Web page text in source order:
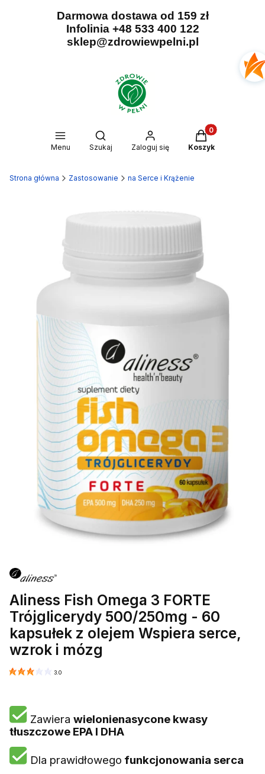
Darmowa dostawa od 159 zł
Infolinia +48 533 400 122
sklep@zdrowiewpelni.pl
Menu
Otwórz wyszukiwarkę
Szukaj Zaloguj się
Produkty w
Koszyk
Strona główna Zastosowanie na Serce i Krążenie
Aliness Fish Omega 3 FORTE
Trójglicerydy 500/250mg - 60
kapsułek z olejem Wspiera serce,
wzrok i mózg
3.0
Zawiera wielonienasycone kwasy
tłuszczowe EPA I DHA
Dla prawidłowego funkcjonowania serca